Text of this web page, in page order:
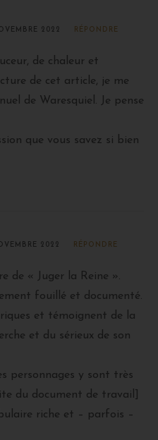
2022 RÉPONDRE
de chaleur et
de cet article, je me
de Waresquiel. Je pense
que vous savez si bien
2022 RÉPONDRE
de « Juger la Reine ».
fouillé et documenté.
et témoignent de la
et du sérieux de son
personnages y sont très
du document de travail]
riche et – parfois –